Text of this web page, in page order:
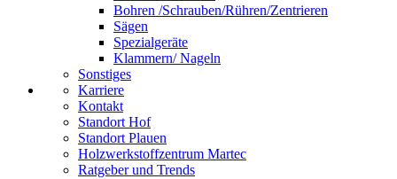
Bohren /Schrauben/Rühren/Zentrieren
Sägen
Spezialgeräte
Klammern/ Nageln
Sonstiges
Karriere
Kontakt
Standort Hof
Standort Plauen
Holzwerkstoffzentrum Martec
Ratgeber und Trends